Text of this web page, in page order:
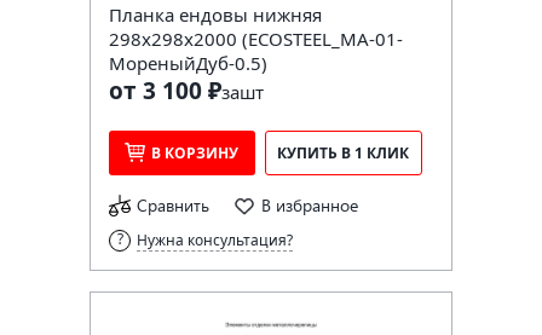
Планка ендовы нижняя
298х298х2000 (ECOSTEEL_MA-01-
МореныйДуб-0.5)
от 3 100 ₽зашт
В КОРЗИНУ КУПИТЬ В 1 КЛИК
Сравнить В избранное
Нужна консультация?